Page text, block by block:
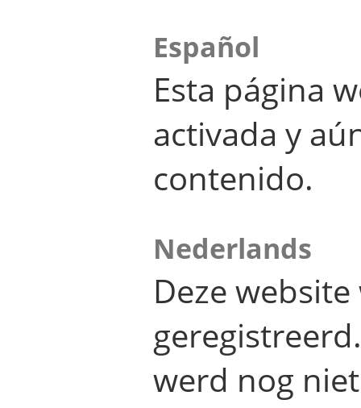
Español
Esta página
activada y
contenido.
Nederlands
Deze
werd nog